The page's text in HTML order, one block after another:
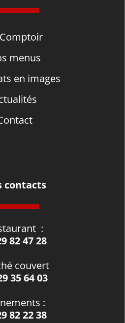
menus
en images
contacts
:
82 47 28
couvert
35 64 03
:
82 22 38